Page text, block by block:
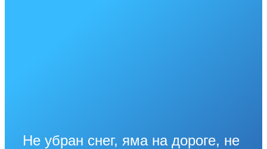
Не убран снег, яма на дороге, не